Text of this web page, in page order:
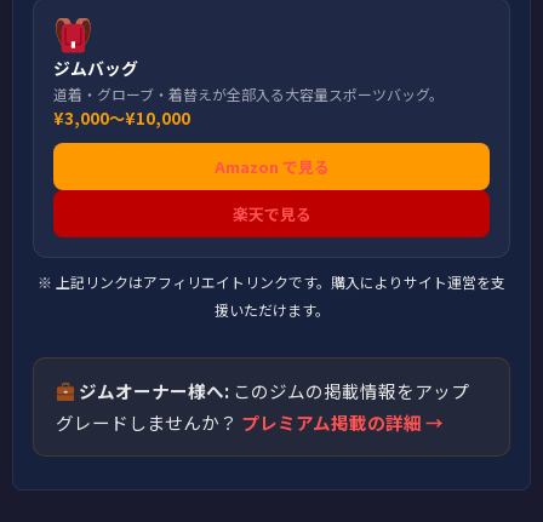
ジムバッグ
道着・グローブ・着替えが全部入る大容量スポーツバッグ。
¥3,000〜¥10,000
Amazon で見る
楽天で見る
※ 上記リンクはアフィリエイトリンクです。購入によりサイト運営を支
援いただけます。
ジムオーナー様へ: このジムの掲載情報をアップ
グレードしませんか？ プレミアム掲載の詳細 →